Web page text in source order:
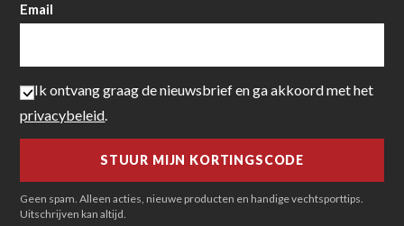
Email
Ik ontvang graag de nieuwsbrief en ga akkoord met het
privacybeleid.
Geen spam. Alleen acties, nieuwe producten en handige vechtsporttips.
Uitschrijven kan altijd.